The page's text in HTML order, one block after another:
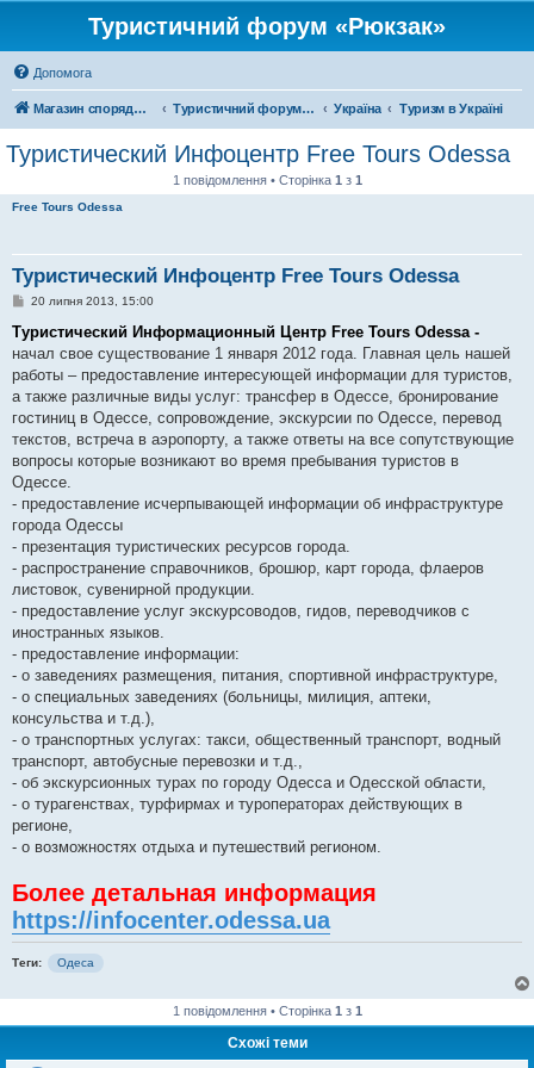
Туристичний форум «Рюкзак»
Допомога
Магазин спорядження Туристичний форум «Рюкзак» Україна Туризм в Україні
Туристический Инфоцентр Free Tours Odessa
1 повідомлення • Сторінка 1 з 1
Free Tours Odessa
Туристический Инфоцентр Free Tours Odessa
П
в
і
д
о
л
е
н
я
20 липня 2013, 15:00
Туристический Информационный Центр Free Tours Odessa -
начал свое существование 1 января 2012 года. Главная цель нашей
работы – предоставление интересующей информации для туристов,
а также различные виды услуг: трансфер в Одессе, бронирование
гостиниц в Одессе, сопровождение, экскурсии по Одессе, перевод
текстов, встреча в аэропорту, а также ответы на все сопутствующие
вопросы которые возникают во время пребывания туристов в
Одессе.
- предоставление исчерпывающей информации об инфраструктуре
города Одессы
- презентация туристических ресурсов города.
- распространение справочников, брошюр, карт города, флаеров
листовок, сувенирной продукции.
- предоставление услуг экскурсоводов, гидов, переводчиков с
иностранных языков.
- предоставление информации:
- о заведениях размещения, питания, спортивной инфраструктуре,
- о специальных заведениях (больницы, милиция, аптеки,
консульства и т.д.),
- о транспортных услугах: такси, общественный транспорт, водный
транспорт, автобусные перевозки и т.д.,
- об экскурсионных турах по городу Одесса и Одесской области,
- о турагенствах, турфирмах и туроператорах действующих в
регионе,
- о возможностях отдыха и путешествий регионом.
Более детальная информация
https://infocenter.odessa.ua
Теги: Одеса
1 повідомлення • Сторінка 1 з 1
Схожі теми